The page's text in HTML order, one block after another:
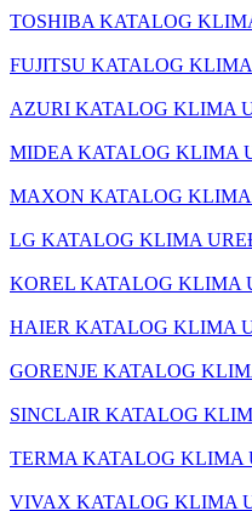
TOSHIBA KATALOG
FUJITSU KATALOG
AZURI KATALOG KLIMA
MIDEA KATALOG KLIMA
MAXON KATALOG
LG KATALOG KLIMA
KOREL KATALOG KLIMA
HAIER KATALOG KLIMA
GORENJE KATALOG
SINCLAIR KATALOG
TERMA KATALOG KLIMA
VIVAX KATALOG KLIMA